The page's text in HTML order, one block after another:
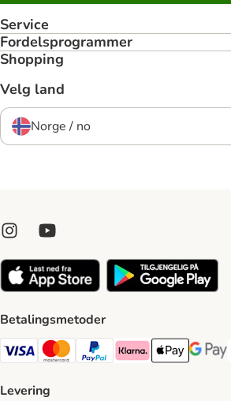
Service
Fordelsprogrammer
Shopping
Velg land
Norge / no
Betalingsmetoder
Visa Payment Method
Mastercard Payment Method
PayPal Payment Method
Klarna Payment Method
Apple PayGoogle
Levering